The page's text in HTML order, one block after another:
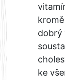
dobrý
ke